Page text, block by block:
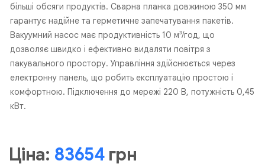
більші обсяги продуктів. Сварна планка довжиною 350 мм
гарантує надійне та герметичне запечатування пакетів.
Вакуумний насос має продуктивність 10 м³/год, що
дозволяє швидко і ефективно видаляти повітря з
пакувального простору. Управління здійснюється через
електронну панель, що робить експлуатацію простою і
комфортною. Підключення до мережі 220 В, потужність 0,45
кВт.
Ціна: 83654грн